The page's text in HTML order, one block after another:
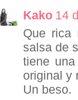
Kako 14
Que rica
salsa de
tiene
original y
Un beso.